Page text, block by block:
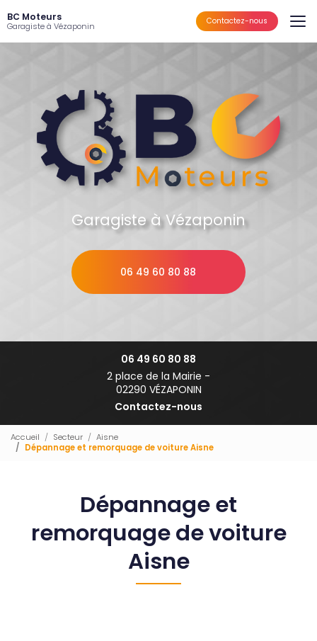
au
contenu
principal
BC Moteurs
Garagiste à Vézaponin Contactez-nous
Garagiste à Vézaponin
06 49 60 80 88
06 49 60 80 88
2 place de la Mairie -
02290 VÉZAPONIN
Contactez-nous
Accueil Secteur
Aisne
Dépannage et remorquage de voiture Aisne
Dépannage et
remorquage de voiture
Aisne